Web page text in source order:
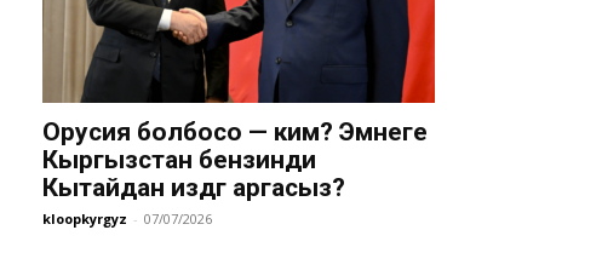
Орусия болбосо — ким? Эмнеге
Кыргызстан бензинди
Кытайдан издөөгө аргасыз?
kloopkyrgyz - 07/07/2026